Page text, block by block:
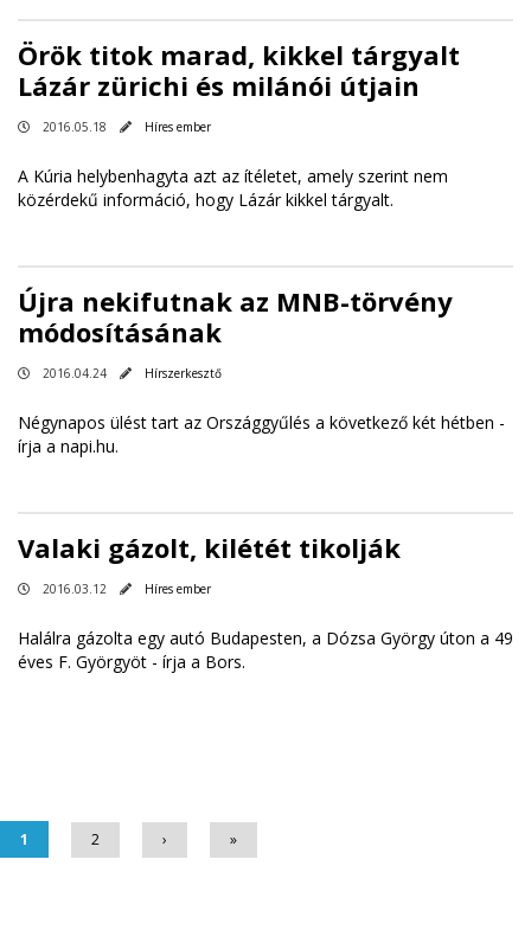
Örök titok marad, kikkel tárgyalt
Lázár zürichi és milánói útjain
2016.05.18 Híres ember
A Kúria helybenhagyta azt az ítéletet, amely szerint nem
közérdekű információ, hogy Lázár kikkel tárgyalt.
Újra nekifutnak az MNB-törvény
módosításának
2016.04.24 Hírszerkesztő
Négynapos ülést tart az Országgyűlés a következő két hétben -
írja a napi.hu.
Valaki gázolt, kilétét tikolják
2016.03.12 Híres ember
Halálra gázolta egy autó Budapesten, a Dózsa György úton a 49
éves F. Györgyöt - írja a Bors.
1 2 › »